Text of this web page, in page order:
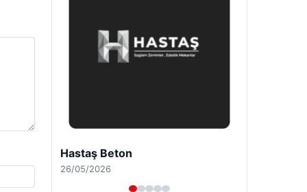
Enes Kaplan Avukatlık Bürosu
28/04/2026